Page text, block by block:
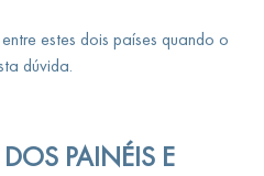
estes dois países quando o
dúvida.
PAINÉIS E